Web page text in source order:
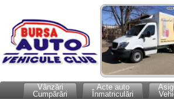
Vânzări
Cumpărări
Acte auto
Înmatriculări